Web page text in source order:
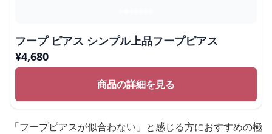
フープ ピアス シンプル上品フープピアス
¥4,680
商品の詳細を見る
「フープピアスが似合わない」と感じる方におすすめの極